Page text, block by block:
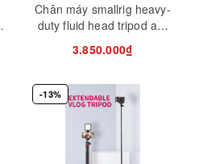
Chân máy smallrig heavy-
duty fluid head tripod ad-
3.850.000₫
-13%